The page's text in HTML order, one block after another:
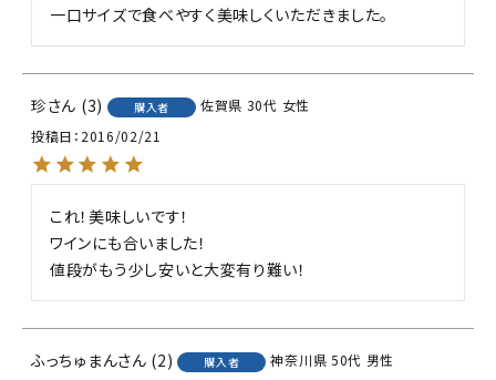
一口サイズで食べやすく美味しくいただきました。
珍 3 購入者 佐賀県 30代 女性
投稿日 2016/02/21
これ！美味しいです！
ワインにも合いました！
値段がもう少し安いと大変有り難い！
ふっちゅまん 2 購入者 神奈川県 50代 男性